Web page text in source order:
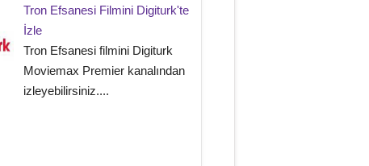
Tron Efsanesi Filmini Digiturk'te
İzle
Tron Efsanesi filmini Digiturk
Moviemax Premier kanalından
izleyebilirsiniz....